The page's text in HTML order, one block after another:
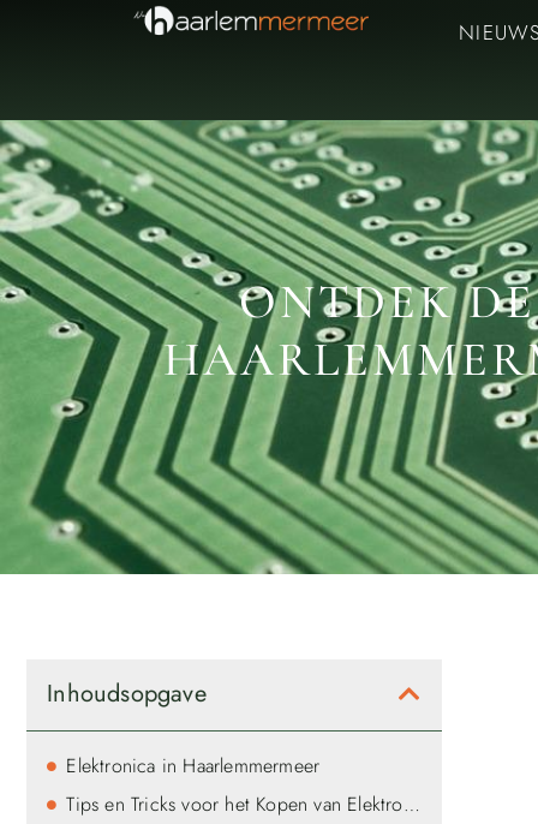
NIEUWS
ONTDEK
Inhoudsopgave
Elektronica in Haarlemmermeer
Tips en Tricks voor het Kopen van Elektronica